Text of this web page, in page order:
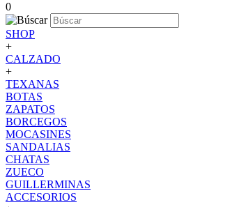
0
SHOP
+
CALZADO
+
TEXANAS
BOTAS
ZAPATOS
BORCEGOS
MOCASINES
SANDALIAS
CHATAS
ZUECO
GUILLERMINAS
ACCESORIOS